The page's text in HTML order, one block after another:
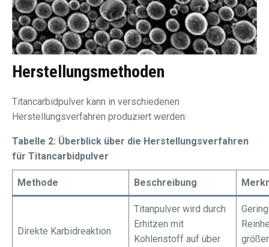
Herstellungsmethoden
Titancarbidpulver kann in verschiedenen
Herstellungsverfahren produziert werden:
Tabelle 2: Überblick über die Herstellungsverfahren
für Titancarbidpulver
Methode Beschreibung
Direkte Karbidreaktion
Titanpulver wird durch
Erhitzen mit
Kohlenstoff auf über